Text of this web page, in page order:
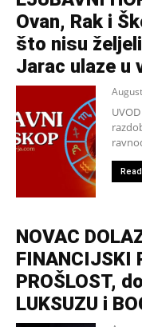
Ovan, Rak i
što nisu
Jarac ulaze u
NOVAC
FINANCIJSKI
PROŠLOST,
LUKSUZU i